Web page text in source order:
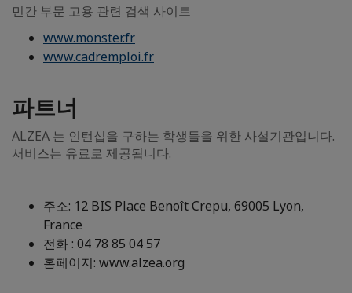
민간 부문 고용 관련 검색 사이트
www.monster.fr
www.cadremploi.fr
파트너
ALZEA 는 인턴십을 구하는 학생들을 위한 사설기관입니다.
서비스는 유료로 제공됩니다.
주소: 12 BIS Place Benoît Crepu, 69005 Lyon,
France
전화 : 04 78 85 04 57
홈페이지: www.alzea.org